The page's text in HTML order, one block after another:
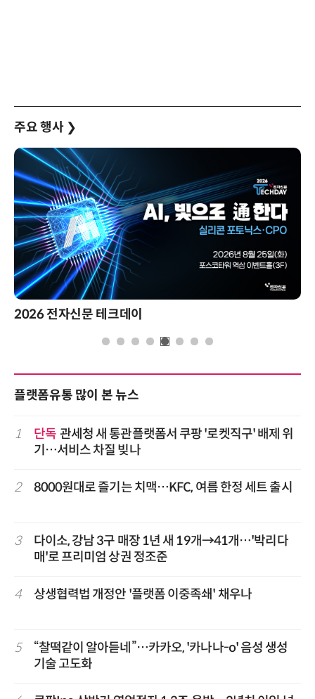
주요 행사 ❯
2026 전자신문 테크데이
플랫폼유통 많이 본 뉴스
1 단독 관세청 새 통관플랫폼서 쿠팡 '로켓직구' 배제 위
기…서비스 차질 빚나
2 8000원대로 즐기는 치맥…KFC, 여름 한정 세트 출시
3
다이소, 강남 3구 매장 1년 새 19개→41개…'박리다
매'로 프리미엄 상권 정조준
4 상생협력법 개정안 '플랫폼 이중족쇄' 채우나
5
“찰떡같이 알아듣네”…카카오, '카나나-o' 음성 생성
기술 고도화